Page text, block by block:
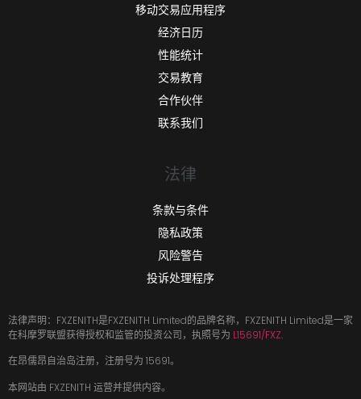
移动交易应用程序
经济日历
性能统计
交易教育
合作伙伴
联系我们
法律
条款与条件
隐私政策
风险警告
投诉处理程序
法律声明：FXZENITH是FXZENITH Limited的品牌名称，FXZENITH Limited是一家
在科摩罗联盟获得授权和监管的投资公司，执照号为 L15691/FXZ.
在昂儒昂自治岛注册，注册号为 15691。
本网站由 FXZENITH 运营并提供内容。